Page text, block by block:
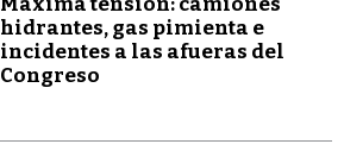
hidrantes, gas pimienta e
incidentes a las afueras del
Congreso